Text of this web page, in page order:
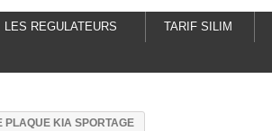
LES REGULATEURS TARIF SILIM
KIA SPORTAGE